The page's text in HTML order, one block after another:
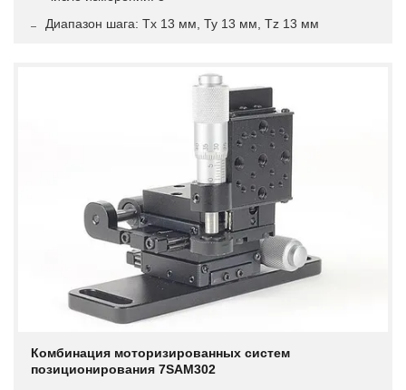
Диапазон шага: Tx 13 мм, Ty 13 мм, Tz 13 мм
Комбинация моторизированных систем
позиционирования 7SAM302